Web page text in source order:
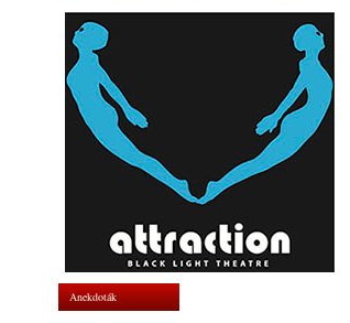
Anekdoták